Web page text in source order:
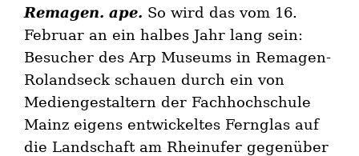
Remagen. ape. So wird das vom 16.
Februar an ein halbes Jahr lang sein:
Besucher des Arp Museums in Remagen-
Rolandseck schauen durch ein von
Mediengestaltern der Fachhochschule
Mainz eigens entwickeltes Fernglas auf
die Landschaft am Rheinufer gegenüber